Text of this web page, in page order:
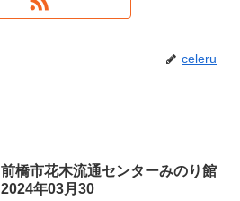
celeru
前橋市花木流通センターみのり館
2024年03月30